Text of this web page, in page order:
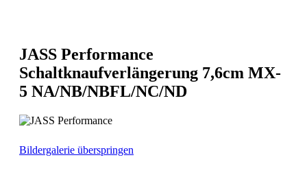
JASS Performance
Schaltknaufverlängerung 7,6cm MX-
5 NA/NB/NBFL/NC/ND
Bildergalerie überspringen